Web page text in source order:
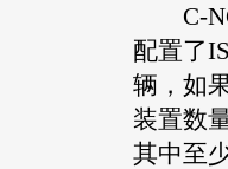
C-
配置了
辆，如
装置数
其中至